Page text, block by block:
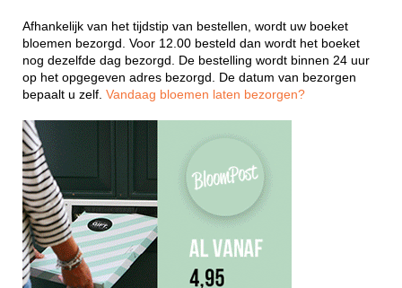
Afhankelijk van het tijdstip van bestellen, wordt uw boeket
bloemen bezorgd. Voor 12.00 besteld dan wordt het boeket
nog dezelfde dag bezorgd. De bestelling wordt binnen 24 uur
op het opgegeven adres bezorgd. De datum van bezorgen
bepaalt u zelf. Vandaag bloemen laten bezorgen?